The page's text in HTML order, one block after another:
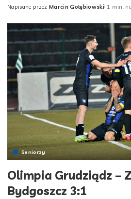
Posted
Napisane przez Marcin Gołębiowski 1 min.
Seniorzy
Olimpia Grudziądz –
Bydgoszcz 3:1